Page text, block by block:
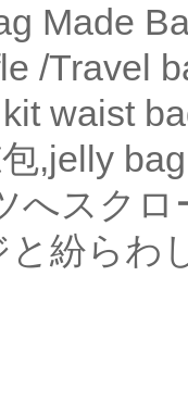
Made
/Travel
waist
,jelly bag
へスクロ
と紛らわ